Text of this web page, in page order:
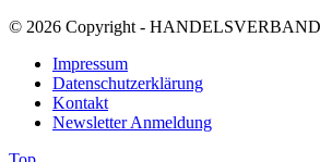
© 2026 Copyright -
Impressum
Datenschutzerklärung
Kontakt
Newsletter Anmeldung